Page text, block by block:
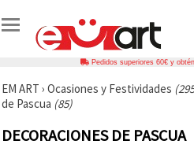
Pedidos superiores 60€ y
EM ART › Ocasiones y Festividades
de Pascua (85)
DECORACIONES DE PASCUA